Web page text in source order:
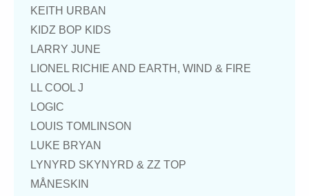
KEITH URBAN
KIDZ BOP KIDS
LARRY JUNE
LIONEL RICHIE AND EARTH, WIND & FIRE
LL COOL J
LOGIC
LOUIS TOMLINSON
LUKE BRYAN
LYNYRD SKYNYRD & ZZ TOP
MÅNESKIN